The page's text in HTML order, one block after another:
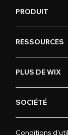
PRODUIT
RESSOURCES
PLUS DE WIX
SOCIÉTÉ
Conditions